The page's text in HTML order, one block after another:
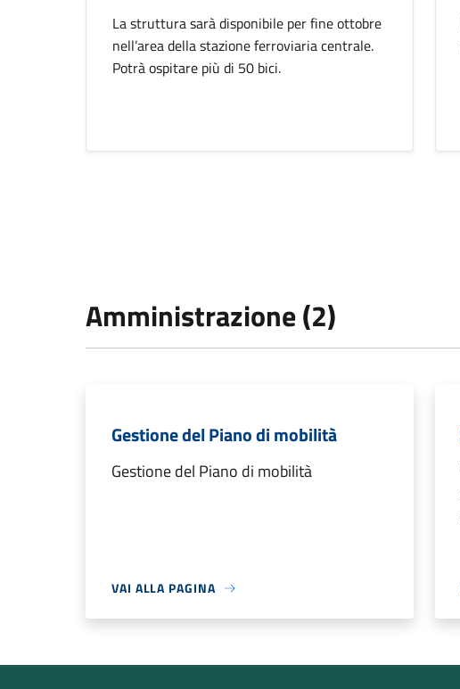
La struttura sarà disponibile per fine ottobre
nell’area della stazione ferroviaria centrale.
Potrà ospitare più di 50 bici.
Amministrazione (2)
Gestione del Piano di mobilità
Gestione del Piano di mobilità
VAI ALLA PAGINA